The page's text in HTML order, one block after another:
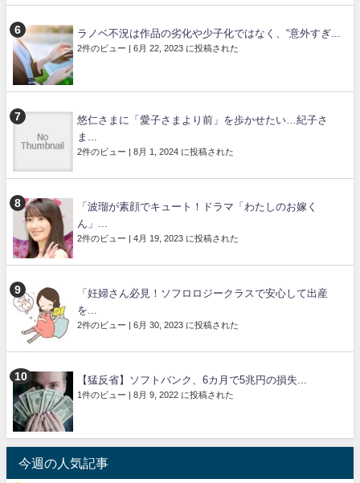
ラノベ不況は作品の劣化や少子化ではなく、“意外すぎ...
2件のビュー | 6月 22, 2023 に投稿された
悠仁さまに「愛子さまより前」を歩かせたい…紀子さ
ま...
2件のビュー | 8月 1, 2024 に投稿された
「波瑠が素顔でキュート！ドラマ「わたしのお嫁く
ん」...
2件のビュー | 4月 19, 2023 に投稿された
「妊婦さん必見！ソフロロジークラスで安心して出産
を...
2件のビュー | 6月 30, 2023 に投稿された
【猛反省】ソフトバンク、6カ月で5兆円の損失...
1件のビュー | 8月 9, 2022 に投稿された
今週の人気記事